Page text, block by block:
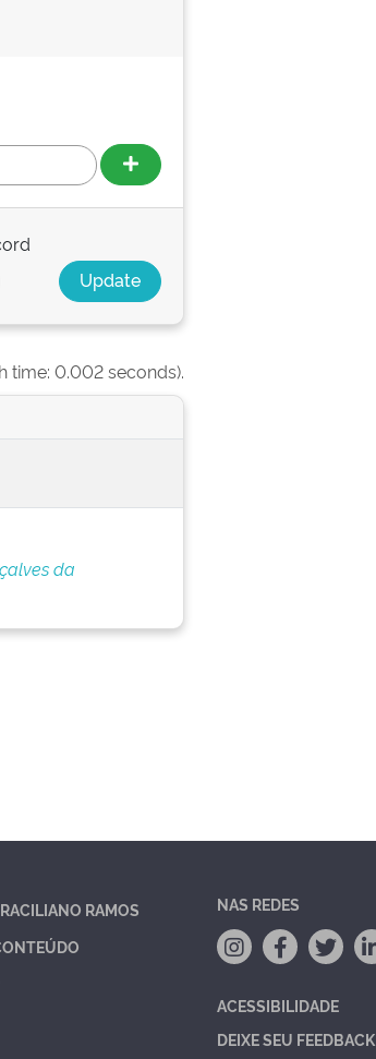
time: 0.002 seconds).
da
RAMOS
NAS REDES
ACESSIBILIDADE
DEIXE SEU FEEDBACK